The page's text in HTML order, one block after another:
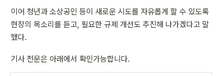
이어 청년과 소상공인 등이 새로운 시도를 자유롭게 할 수 있도록
현장의 목소리를 듣고, 필요한 규제 개선도 추진해 나가겠다고 말
했다.
기사 전문은 아래에서 확인가능합니다.